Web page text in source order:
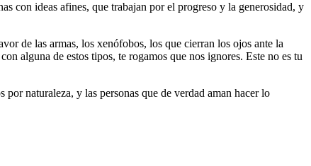
con ideas afines, que trabajan por el progreso y la generosidad, y
de las armas, los xenófobos, los que cierran los ojos ante la
alguna de estos tipos, te rogamos que nos ignores. Este no es tu
naturaleza, y las personas que de verdad aman hacer lo